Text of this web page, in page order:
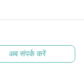
अब संपर्क करें